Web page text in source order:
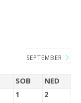
SEPTEMBER
SOB NED
1 2